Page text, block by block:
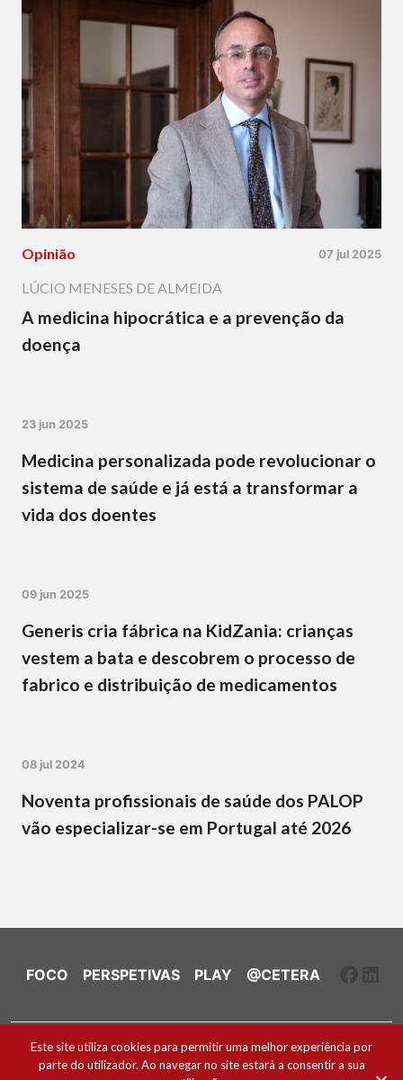
Opinião 07 jul 2025
LÚCIO MENESES DE ALMEIDA
A medicina hipocrática e a prevenção da
doença
23 jun 2025
Medicina personalizada pode revolucionar o
sistema de saúde e já está a transformar a
vida dos doentes
09 jun 2025
Generis cria fábrica na KidZania: crianças
vestem a bata e descobrem o processo de
fabrico e distribuição de medicamentos
08 jul 2024
Noventa profissionais de saúde dos PALOP
vão especializar-se em Portugal até 2026
FOCO PERSPETIVAS PLAY @CETERA
Ficha Técnica e Estatuto Editorial
Política de Cookies
Este site utiliza cookies para permitir uma melhor experiência por
parte do utilizador. Ao navegar no site estará a consentir a sua